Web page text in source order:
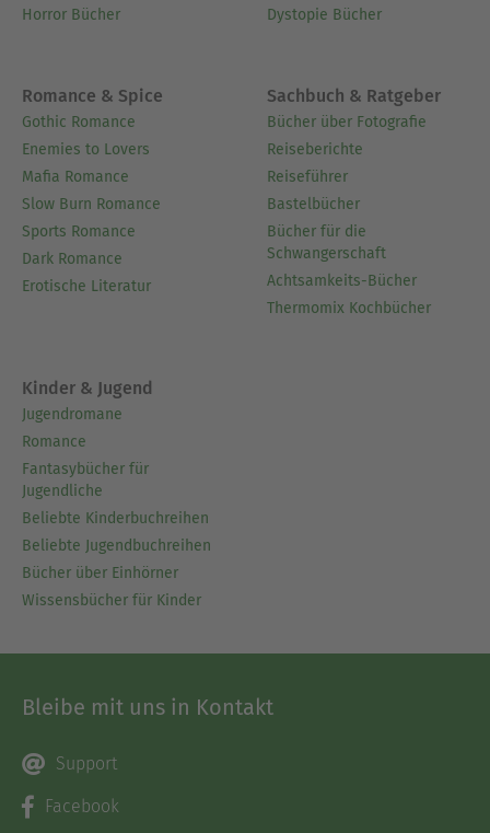
Horror Bücher
Dystopie Bücher
Romance & Spice
Gothic Romance
Enemies to Lovers
Mafia Romance
Slow Burn Romance
Sports Romance
Dark Romance
Erotische Literatur
Sachbuch & Ratgeber
Bücher über Fotografie
Reiseberichte
Reiseführer
Bastelbücher
Bücher für die
Schwangerschaft
Achtsamkeits-Bücher
Thermomix Kochbücher
Kinder & Jugend
Jugendromane
Romance
Fantasybücher für
Jugendliche
Beliebte Kinderbuchreihen
Beliebte Jugendbuchreihen
Bücher über Einhörner
Wissensbücher für Kinder
Bleibe mit uns in Kontakt
Support
Facebook